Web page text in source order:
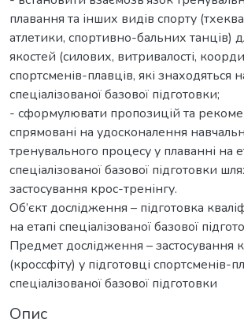
плавання та інших видів спорту
атлетики, спортивно-бальних танців)
якостей (силових, витривалості,
спортсменів-плавців, які знаходяться
спеціалізованої базової підготовки;
- сформулювати пропозицій та
спрямовані на удосконалення
тренувального процесу у плаванні на
спеціалізованої базової підготовки
застосування крос-тренінгу.
Об’єкт дослідження – підготовка
на етапі спеціалізованої базової
Предмет дослідження – застосування
(кроссфіту) у підготовці спортсменів-
спеціалізованої базової підготовки
Опис